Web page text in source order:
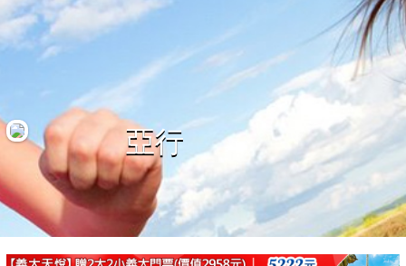
好康優惠
最新留言
商家合作
推薦景點
亞行